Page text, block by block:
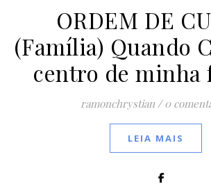
ORDEM DE
(Família) Quando
centro de minha
ramonchrystian / 0
LEIA MAIS